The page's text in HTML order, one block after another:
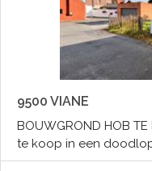
9500 VIANE
BOUWGROND HOB
te koop in een